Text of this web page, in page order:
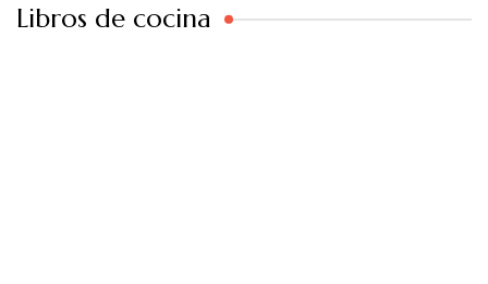
Libros de cocina